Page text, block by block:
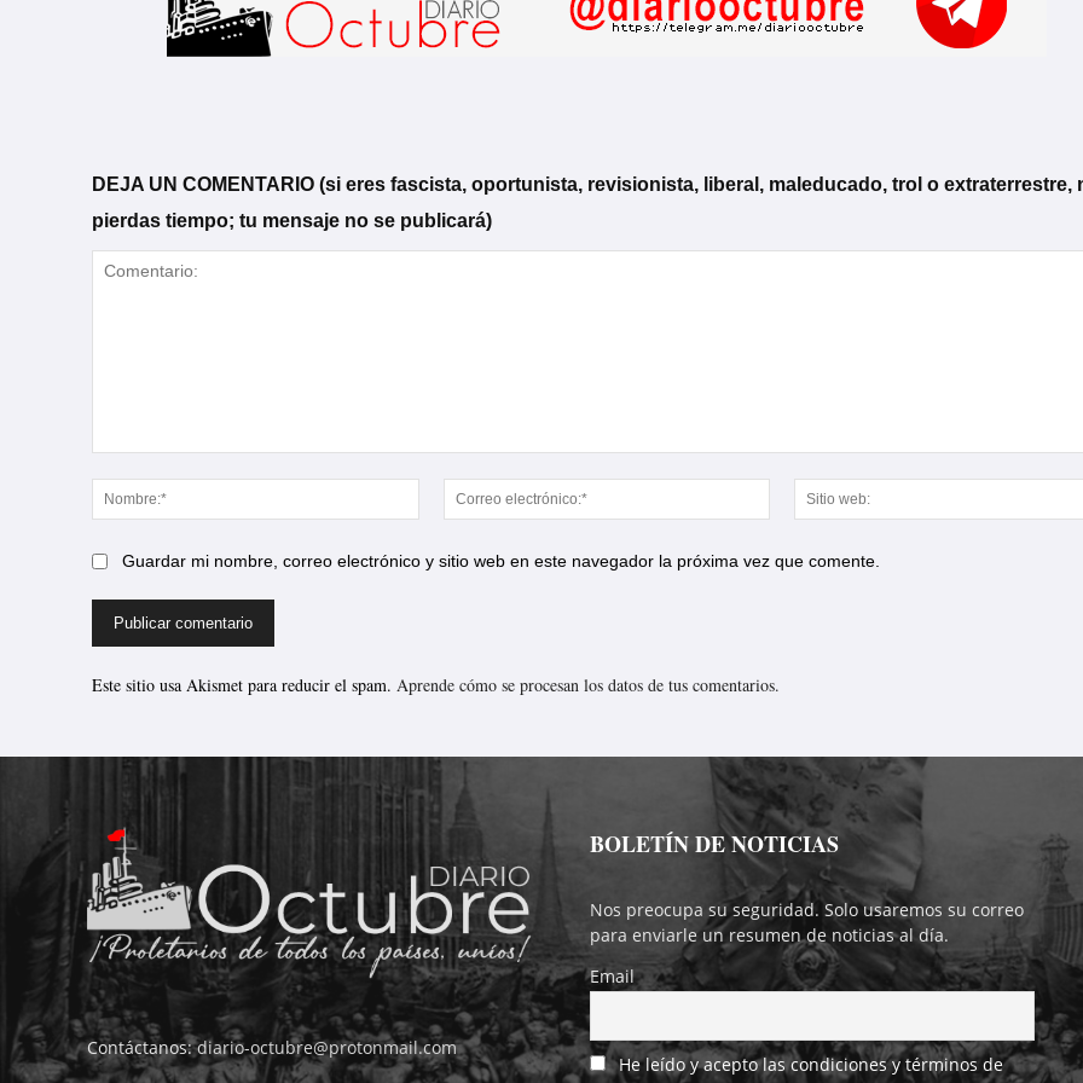
DEJA UN COMENTARIO (si eres fascista, oportunista, revisionista, liberal, maleducado, trol o extraterrestre,
pierdas tiempo; tu mensaje no se publicará)
Nombre:*
Correo
electrónico:*
Guardar mi nombre, correo electrónico y sitio web en este navegador la próxima vez que comente.
Este sitio usa Akismet para reducir el spam. Aprende cómo se procesan los datos de tus comentarios.
Contáctanos:diario-octubre@protonmail.com
BOLETÍN DE NOTICIAS
Nos preocupa su seguridad. Solo usaremos su correo
para enviarle un resumen de noticias al día.
Email
He leído y acepto las condiciones y términos de